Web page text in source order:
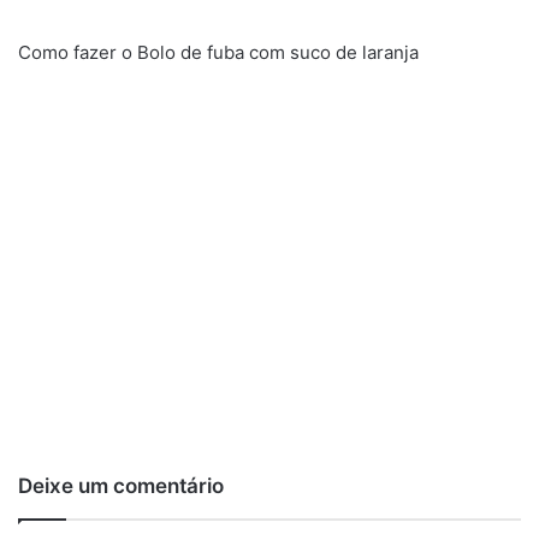
Como fazer o Bolo de fuba com suco de laranja
Deixe um comentário